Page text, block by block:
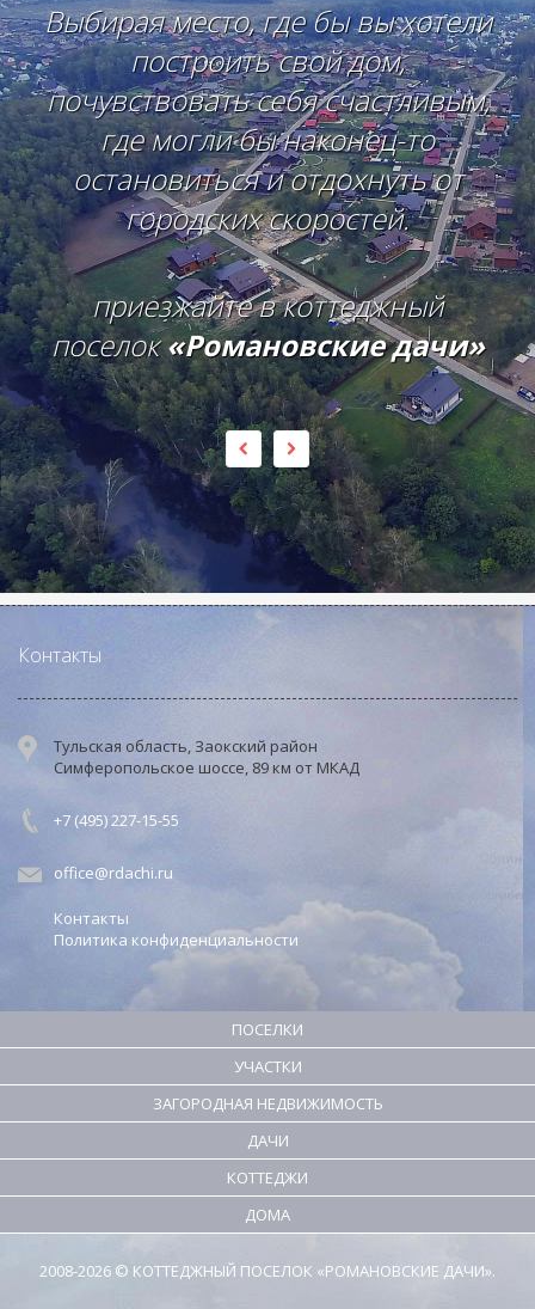
Выбирая место, где бы вы хотели
построить свой дом,
почувствовать себя счастливым,
где могли бы наконец-то
остановиться и отдохнуть от
городских скоростей.
приезжайте в коттеджный
поселок«Романовские дачи»
ПОСЕЛКИ
УЧАСТКИ
ЗАГОРОДНАЯ НЕДВИЖИМОСТЬ
ДАЧИ
КОТТЕДЖИ
ДОМА
Контакты
Тульская область, Заокский район
Симферопольское шоссе, 89 км от МКАД
+7 (495) 227-15-55
office@rdachi.ru
Контакты
Политика конфиденциальности
2008-2026 © КОТТЕДЖНЫЙ ПОСЕЛОК «РОМАНОВСКИЕ ДАЧИ».